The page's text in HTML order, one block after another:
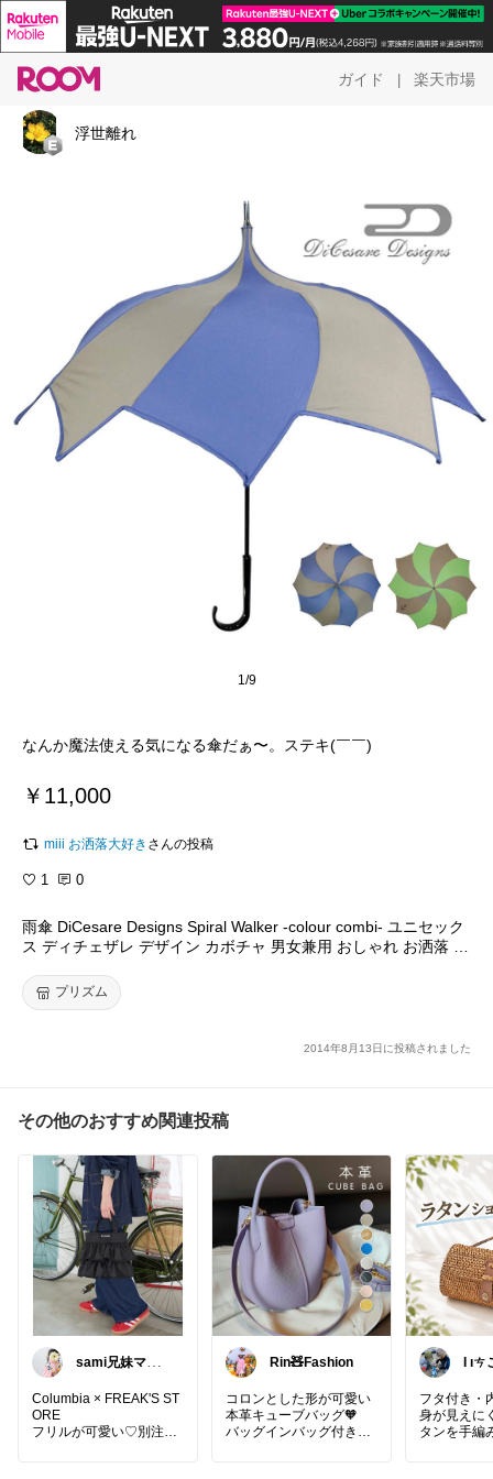
ガイド 楽天市場
浮世離れ
1/9
なんか魔法使える気になる傘だぁ〜。ステキ(￣￣)
￥11,000
miii お洒落大好き さんの投稿
1 0
雨傘 DiCesare Designs Spiral Walker -colour combi- ユニセック
ス ディチェザレ デザイン カボチャ 男女兼用 おしゃれ お洒落 モ
フト スパイラル
プリズム
2014年8月13日に投稿されました
その他のおすすめ関連投稿
sami兄妹ママ
のもの
Columbia × FREAK'S ST
ORE
フリルが可愛い♡別注バ
Rin🧸Fashion
コロンとした形が可愛い
本革キューブバッグ🧡
バッグインバッグ付きで
Ɩ ı
フタ付き・
身が見えに
タンを手編